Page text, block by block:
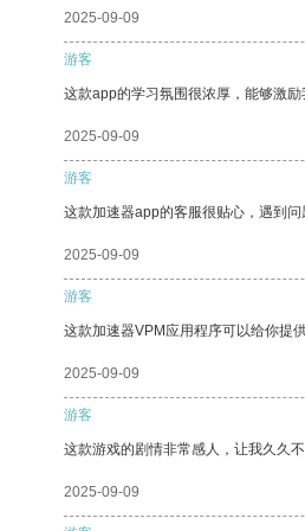
2025-09-09
游客
这款app的学习氛围很浓厚，能够激
2025-09-09
游客
这款加速器app的客服很贴心，遇到问
2025-09-09
游客
这款加速器VPM应用程序可以给你提
2025-09-09
游客
这款游戏的剧情非常感人，让我久久不
2025-09-09